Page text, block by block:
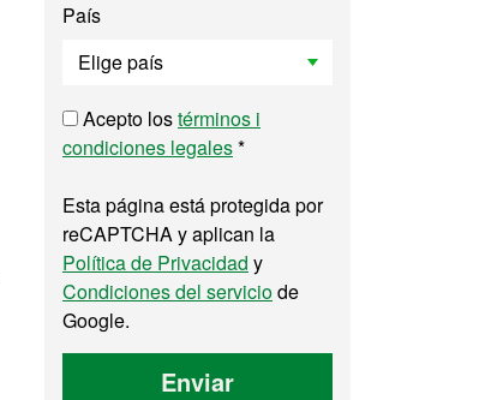
País
Acepto lostérminos i
condiciones legales*
Esta página está protegida por
reCAPTCHA y aplican la
Política de Privacidad y
Condiciones del serviciode
Google.
Enviar